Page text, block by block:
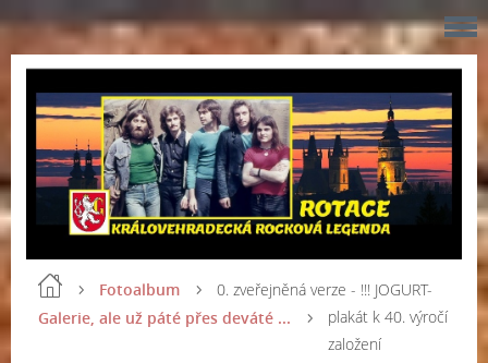
Fotoalbum
Galerie, ale už páté přes deváté ...
0. zveřejněná verze - !!! JOGURT-
plakát k 40. výročí
založení